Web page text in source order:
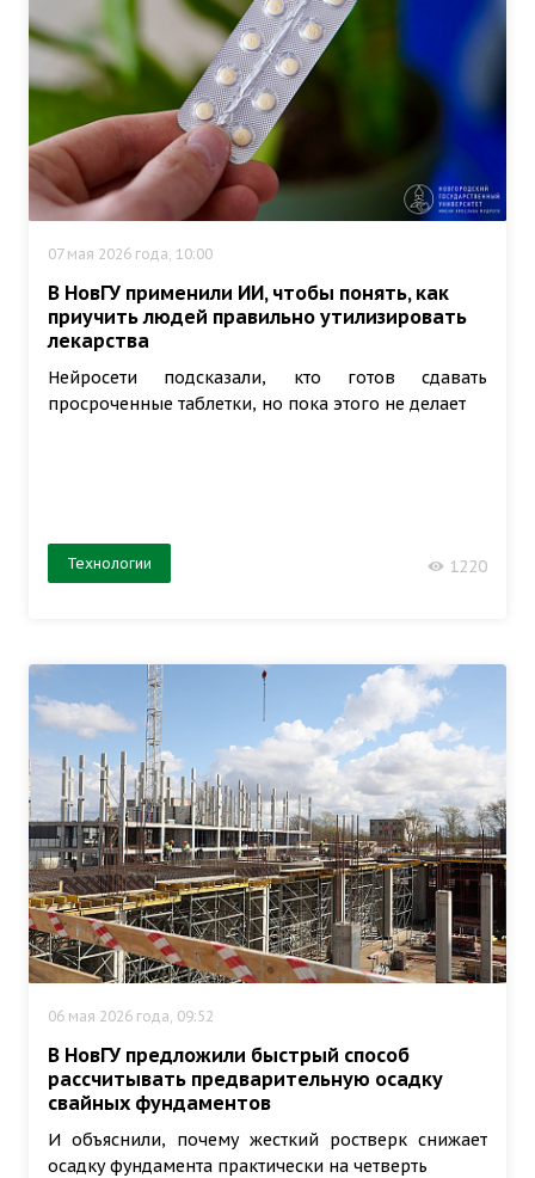
07 мая 2026 года, 10:00
В НовГУ применили ИИ, чтобы понять, как
приучить людей правильно утилизировать
лекарства
Нейросети подсказали, кто готов сдавать
просроченные таблетки, но пока этого не делает
Технологии 1220
06 мая 2026 года, 09:52
В НовГУ предложили быстрый способ
рассчитывать предварительную осадку
свайных фундаментов
И объяснили, почему жесткий ростверк снижает
осадку фундамента практически на четверть